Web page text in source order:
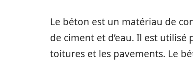
Le béton est un matériau de
de ciment et d’eau. Il est
toitures et les pavements. Le